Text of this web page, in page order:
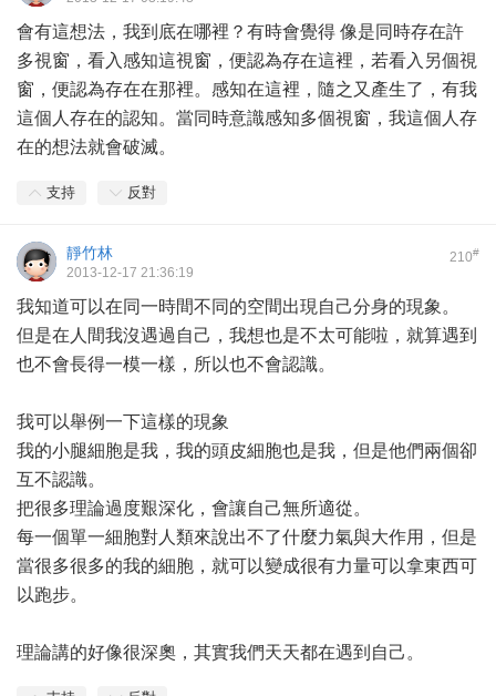
會有這想法，我到底在哪裡？有時會覺得 像是同時存在許
多視窗，看入感知這視窗，便認為存在這裡，若看入另個視
窗，便認為存在在那裡。感知在這裡，隨之又產生了，有我
這個人存在的認知。當同時意識感知多個視窗，我這個人存
在的想法就會破滅。
支持 反對
210#
靜竹林
2013-12-17 21:36:19
我知道可以在同一時間不同的空間出現自己分身的現象。
但是在人間我沒遇過自己，我想也是不太可能啦，就算遇到
也不會長得一模一樣，所以也不會認識。
我可以舉例一下這樣的現象
我的小腿細胞是我，我的頭皮細胞也是我，但是他們兩個卻
互不認識。
把很多理論過度艱深化，會讓自己無所適從。
每一個單一細胞對人類來說出不了什麼力氣與大作用，但是
當很多很多的我的細胞，就可以變成很有力量可以拿東西可
以跑步。
理論講的好像很深奧，其實我們天天都在遇到自己。